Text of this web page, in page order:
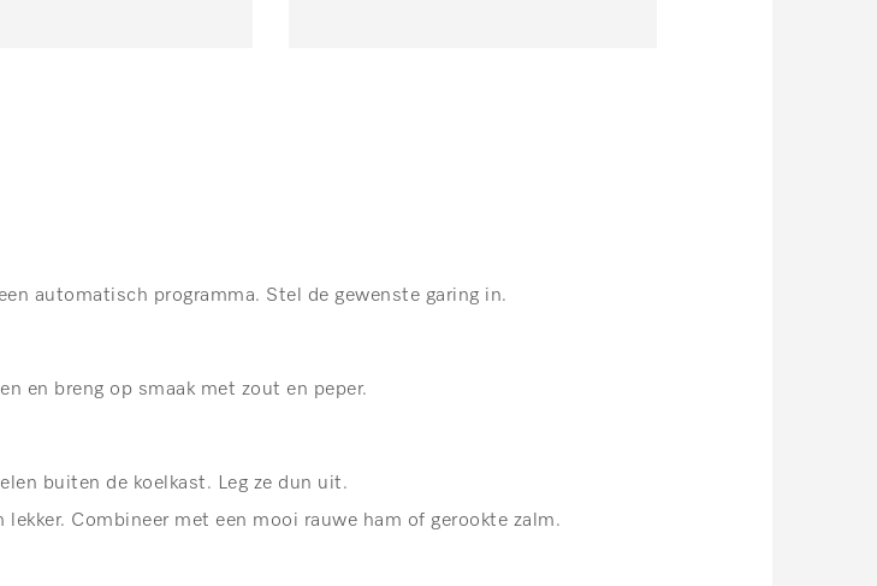
automatisch programma. Stel de gewenste garing in.
en breng op smaak met zout en peper.
buiten de koelkast. Leg ze dun uit.
Combineer met een mooi rauwe ham of gerookte zalm.